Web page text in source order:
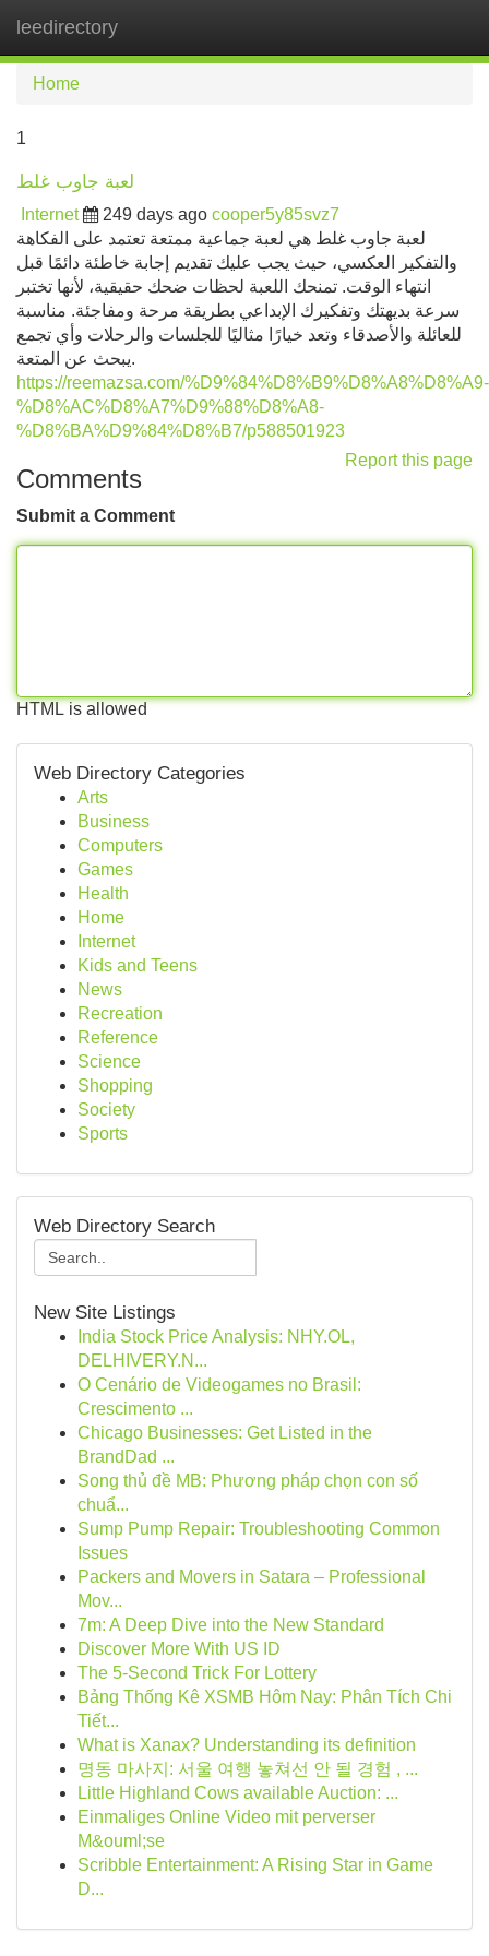
leedirectory
Home
1
لعبة جاوب غلط
Internet 249 days ago cooper5y85svz7
لعبة جاوب غلط هي لعبة جماعية ممتعة تعتمد على الفكاهة
والتفكير العكسي، حيث يجب عليك تقديم إجابة خاطئة دائمًا قبل
انتهاء الوقت. تمنحك اللعبة لحظات ضحك حقيقية، لأنها تختبر
سرعة بديهتك وتفكيرك الإبداعي بطريقة مرحة ومفاجئة. مناسبة
للعائلة والأصدقاء وتعد خيارًا مثاليًا للجلسات والرحلات وأي تجمع
يبحث عن المتعة.
https://reemazsa.com/%D9%84%D8%B9%D8%A8%D8%A9-
%D8%AC%D8%A7%D9%88%D8%A8-
%D8%BA%D9%84%D8%B7/p588501923
Report this page
Comments
Submit a Comment
HTML is allowed
Web Directory Categories
Arts
Business
Computers
Games
Health
Home
Internet
Kids and Teens
News
Recreation
Reference
Science
Shopping
Society
Sports
Web Directory Search
New Site Listings
India Stock Price Analysis: NHY.OL,
DELHIVERY.N...
O Cenário de Videogames no Brasil:
Crescimento ...
Chicago Businesses: Get Listed in the
BrandDad ...
Song thủ đề MB: Phương pháp chọn con số
chuẩ...
Sump Pump Repair: Troubleshooting Common
Issues
Packers and Movers in Satara – Professional
Mov...
7m: A Deep Dive into the New Standard
Discover More With US ID
The 5-Second Trick For Lottery
Bảng Thống Kê XSMB Hôm Nay: Phân Tích Chi
Tiết...
What is Xanax? Understanding its definition
명동 마사지: 서울 여행 놓쳐선 안 될 경험 , ...
Little Highland Cows available Auction: ...
Einmaliges Online Video mit perverser
M&ouml;se
Scribble Entertainment: A Rising Star in Game
D...